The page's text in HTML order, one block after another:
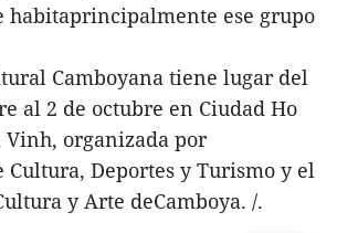
habitaprincipalmente ese grupo
Camboyana tiene lugar del
al 2 de octubre en Ciudad Ho
organizada por
Deportes y Turismo y el
y Arte deCamboya. /.